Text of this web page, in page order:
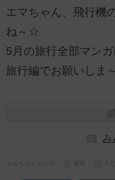
エマちゃん、飛行機
ね～☆
5月の旅行全部マン
旅行編でお願いしま
み